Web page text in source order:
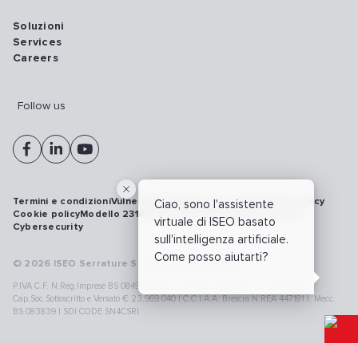
Ciao, sono l'assistente
virtuale di ISEO basato
sull'intelligenza artificiale.
Come posso aiutarti?
Soluzioni
Services
Careers
Follow us
© 2026 ISEO Serrature S.p.A. All right reserved
P.IVA C.F. N.Reg.Imprese BS 08499190018 | Cap.Soc.Deliberato € 24.340.965 |
Cap.Soc.Sottoscritto e Versato € 23.969.040 | C.C.I.A.A. Brescia N.REA 447181 |. Mecc.
BS 083839 | SDI CODE SN4CSRI
Termini e condizioniVulnerability disclosure policyPrivacy policy
Cookie policyModello 231WhistleblowingRichiamo prodotti
Cybersecurity